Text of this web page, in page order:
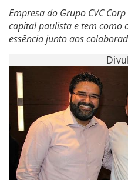
Empresa do Grupo CVC
capital paulista e tem como
essência junto aos